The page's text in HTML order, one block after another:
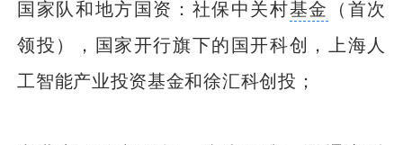
国家队和地方国资：社保中关村基金 （首次
领投），国家开行旗下的国开科创，上海人
工智能产业投资基金和徐汇科创投；